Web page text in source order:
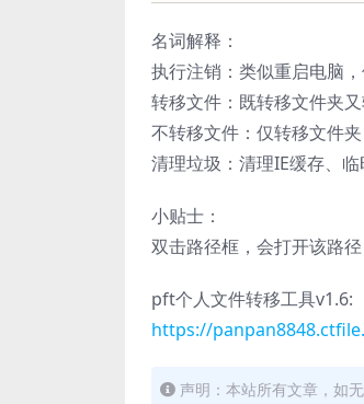
名词解释：
执行注销：类似重启电脑
转移文件：既转移文件夹
不转移文件：仅转移文件
清理垃圾：清理IE缓存、
小贴士：
双击路径框，会打开该路径
pft个人文件转移工具v1.6:
https://
声明：本站所有文章，如